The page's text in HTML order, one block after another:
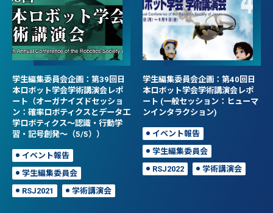
学生編集委員会企画：第39回日
本ロボット学会学術講演会レポ
ート（オーガナイズドセッショ
ン：確率ロボティクスとデータ工
学ロボティクス～認識・行動学
習・記号創発～（5/5））
イベント報告
学生編集委員会
RSJ2021 学術講演会
学生編集委員会企画：第40回日
本ロボット学会学術講演会レポ
ート (一般セッション：ヒューマ
ンインタラクション)
イベント報告
学生編集委員会
RSJ2022 学術講演会